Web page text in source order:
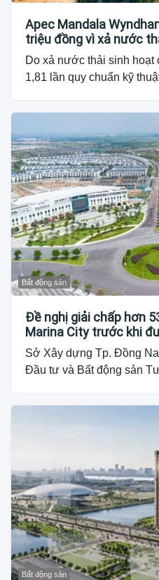
Apec Mandala
triệu đồng vì xả nước
Do xả nước thải sinh hoạt
1,81 lần quy chuẩn kỹ
Bất động sản
Đề nghị giải chấp hơn
Marina City trước khi
Sở Xây dựng Tp. Đồng
Đầu tư và Bất động sản
Bất động sản